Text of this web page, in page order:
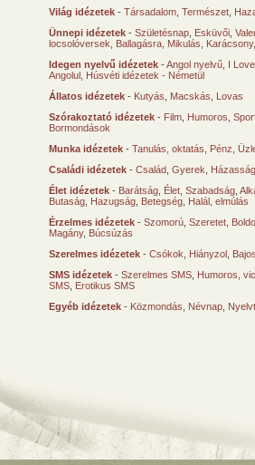
Világ idézetek - Társadalom Természet
Ünnepi idézetek - Születésnap Esküvői
locsolóversek
Ballagásra Mikulás Karácsony
Idegen nyelvű idézetek -Angol nyelvű I
Angolul Húsvéti idézetek - Németül
Állatos idézetek - Kutyás Macskás
Lovas
Szórakoztató idézetek - Film Humoros
Bormondások
Munka idézetek - Tanulás, oktatás Pénz
Családi idézetek - Család Gyerek
Élet idézetek - Barátság Élet Szabadság
Butaság Hazugság Betegség Halál, elmúlás
Érzelmes idézetek - Szomorú Szeretet
Magány, Búcsúzás
Szerelmes idézetek - Csókok Hiányzol
SMS idézetek - Szerelmes SMS Humoros,
SMS Erotikus SMS
Egyéb idézetek - Közmondás Névnap